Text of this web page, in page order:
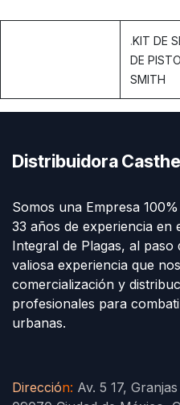
.KIT DE
DE
SMITH
Distribuidora
Somos una Empresa
33 años de experiencia en
Integral de Plagas, al paso
valiosa experiencia que
comercialización y
profesionales para
urbanas.
Dirección: Av. 5 17,